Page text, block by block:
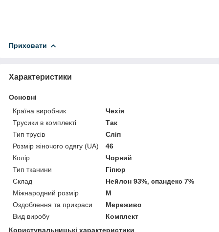
Приховати
Характеристики
Основні
Країна виробник
Чехія
Трусики в комплекті
Так
Тип трусів
Сліп
Розмір жіночого одягу (UA)
46
Колір
Чорний
Тип тканини
Гіпюр
Склад
Нейлон 93%, спандекс 7%
Міжнародний розмір
M
Оздоблення та прикраси
Мереживо
Вид виробу
Комплект
Користувальницькі характеристики